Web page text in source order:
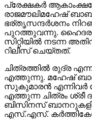
പ്രേക്ഷകര്‍
രാജമൗലിമഹേഷ്
ഭര്തൃസന്ദര്‍ശനം
പുറത്തുവന്നു.
സിറ്റിയില്‍ നടന്ന
റിലീസ് ചെയ്തത്.
ചിത്രത്തില്‍ രുദ്ര
എത്തുന്നു. മഹേഷ്
സുകുമാരന്‍ എന്നിവര്‍
എത്തുന്ന ചിത്രം
ബിസിനസ്
എസ്.എസ്. കര്‍ത്തികേയ